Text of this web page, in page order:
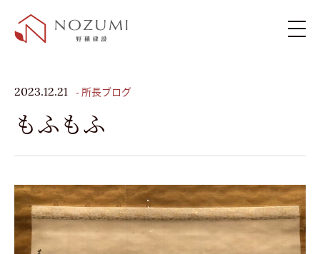
リフォーム・リノベーション
お客様の声
2023.12.21 - 所長ブログ
もふもふ